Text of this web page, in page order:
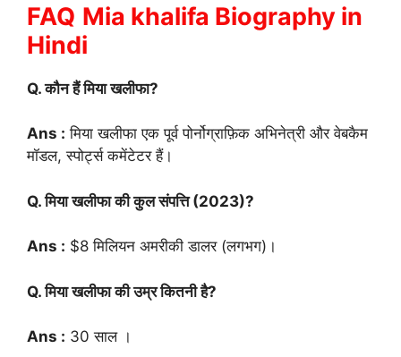
FAQ Mia khalifa Biography in
Hindi
Q. कौन हैं मिया खलीफा?
Ans : मिया खलीफा एक पूर्व पोर्नोग्राफ़िक अभिनेत्री और वेबकैम
मॉडल, स्पोर्ट्स कमेंटेटर हैं।
Q. मिया खलीफा की कुल संपत्ति (2023)?
Ans : $8 मिलियन अमरीकी डालर (लगभग)।
Q. मिया खलीफा की उम्र कितनी है?
Ans : 30 साल ।